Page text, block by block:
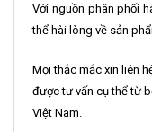
Với nguồn phân phối
thể hài lòng về sản
Mọi thắc mắc xin liên
được tư vấn cụ thể từ
Việt Nam.